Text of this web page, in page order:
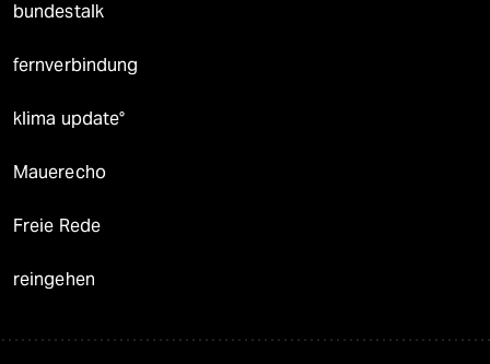
bundestalk
fernverbindung
klima update°
Mauerecho
Freie Rede
reingehen